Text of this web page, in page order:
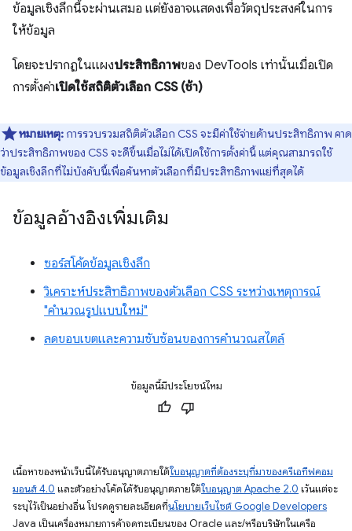
ข้อมูลเชิงลึกนี้จะผ่านเสมอ แต่ยังอาจแสดงเพื่อวัตถุประสงค์ในการ
ให้ข้อมูล
โดยจะปรากฏในแผงประสิทธิภาพของ DevTools เท่านั้นเมื่อเปิด
การตั้งค่าเปิดใช้สถิติตัวเลือก CSS (ช้า)
หมายเหตุ: การรวบรวมสถิติตัวเลือก CSS จะมีค่าใช้จ่ายด้านประสิทธิภาพ คาด
ว่าประสิทธิภาพของ CSS จะดีขึ้นเมื่อไม่ได้เปิดใช้การตั้งค่านี้ แต่คุณสามารถใช้
ข้อมูลเชิงลึกที่ไม่บังคับนี้เพื่อค้นหาตัวเลือกที่มีประสิทธิภาพแย่ที่สุดได้
ข้อมูลอ้างอิงเพิ่มเติม
ซอร์สโค้ดข้อมูลเชิงลึก
วิเคราะห์ประสิทธิภาพของตัวเลือก CSS ระหว่างเหตุการณ์
"คำนวณรูปแบบใหม่"
ลดขอบเขตและความซับซ้อนของการคำนวณสไตล์
ข้อมูลนี้มีประโยชน์ไหม
เนื้อหาของหน้าเว็บนี้ได้รับอนุญาตภายใต้ใบอนุญาตที่ต้องระบุที่มาของครีเอทีฟคอม
มอนส์ 4.0 และตัวอย่างโค้ดได้รับอนุญาตภายใต้ใบอนุญาต Apache 2.0 เว้นแต่จะ
ระบุไว้เป็นอย่างอื่น โปรดดูรายละเอียดที่นโยบายเว็บไซต์ Google Developers
Java เป็นเครื่องหมายการค้าจดทะเบียนของ Oracle และ/หรือบริษัทในเครือ